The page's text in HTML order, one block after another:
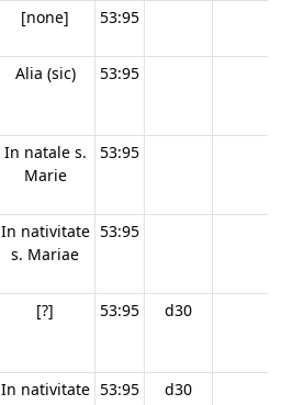
[none] 53:95
Alia (sic) 53:95
In natale s.
Marie
53:95
In nativitate
s. Mariae
53:95
[?] 53:95 d30
In nativitate 53:95 d30